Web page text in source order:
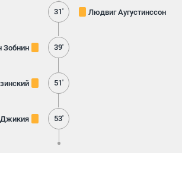
31' Людвиг Аугустинссон
Зобнин 39'
51'
Джикия 53'